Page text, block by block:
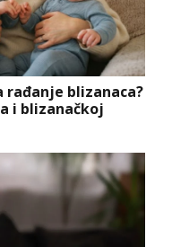
rađanje blizanaca?
i blizanačkoj